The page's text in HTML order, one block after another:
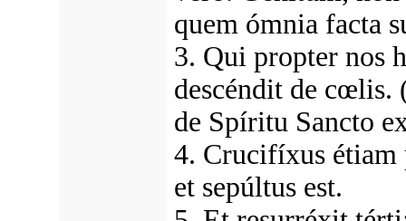
quem ómnia facta
3. Qui propter nos
descéndit de cœlis.
de Spíritu Sancto
4. Crucifíxus étiam
et sepúltus est.